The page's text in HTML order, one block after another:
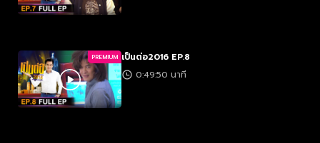
PREMIUM เป็นต่อ2016 EP.8
0:49:50 นาที